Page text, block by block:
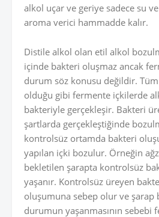
alkol uçar ve geriye sadece su
aroma verici hammadde kalır.
Distile alkol olan etil alkol
içinde bakteri oluşmaz ancak
durum söz konusu değildir.
olduğu gibi fermente içkilerde
bakteriyle gerçekleşir. Bakteri
şartlarda gerçekleştiğinde
kontrolsüz ortamda bakteri
yapılan içki bozulur. Örneğin
bekletilen şarapta kontrolsüz
yaşanır. Kontrolsüz üreyen
oluşumuna sebep olur ve şarap
durumun yaşanmasının sebebi